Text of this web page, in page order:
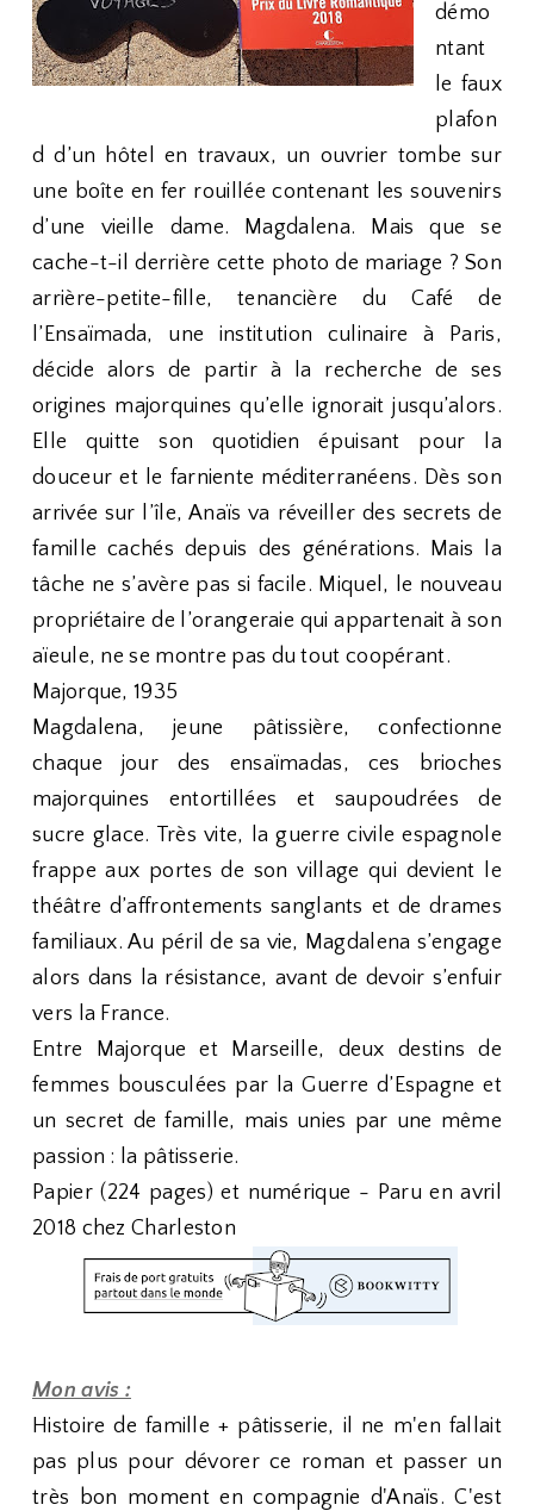
démo
ntant
le faux
plafon
d d’un hôtel en travaux, un ouvrier tombe sur
une boîte en fer rouillée contenant les souvenirs
d’une vieille dame. Magdalena. Mais que se
cache-t-il derrière cette photo de mariage ? Son
arrière-petite-fille, tenancière du Café de
l’Ensaïmada, une institution culinaire à Paris,
décide alors de partir à la recherche de ses
origines majorquines qu’elle ignorait jusqu’alors.
Elle quitte son quotidien épuisant pour la
douceur et le farniente méditerranéens. Dès son
arrivée sur l’île, Anaïs va réveiller des secrets de
famille cachés depuis des générations. Mais la
tâche ne s’avère pas si facile. Miquel, le nouveau
propriétaire de l’orangeraie qui appartenait à son
aïeule, ne se montre pas du tout coopérant.
Majorque, 1935
Magdalena, jeune pâtissière, confectionne
chaque jour des ensaïmadas, ces brioches
majorquines entortillées et saupoudrées de
sucre glace. Très vite, la guerre civile espagnole
frappe aux portes de son village qui devient le
théâtre d’affrontements sanglants et de drames
familiaux. Au péril de sa vie, Magdalena s’engage
alors dans la résistance, avant de devoir s’enfuir
vers la France.
Entre Majorque et Marseille, deux destins de
femmes bousculées par la Guerre d’Espagne et
un secret de famille, mais unies par une même
passion : la pâtisserie.
Papier (224 pages) et numérique - Paru en avril
2018 chez Charleston
Mon avis :
Histoire de famille + pâtisserie, il ne m'en fallait
pas plus pour dévorer ce roman et passer un
très bon moment en compagnie d'Anaïs. C'est